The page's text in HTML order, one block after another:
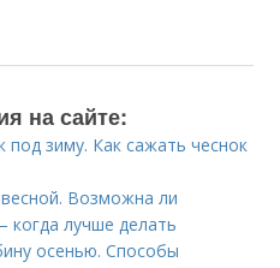
на сайте:
под зиму. Как сажать чеснок
Возможна ли
когда лучше делать
осенью. Способы